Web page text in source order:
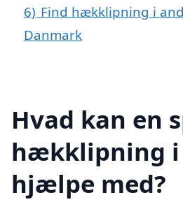
6) Find hækklipning i
Danmark
Hvad kan en
hækklipning i
hjælpe med?